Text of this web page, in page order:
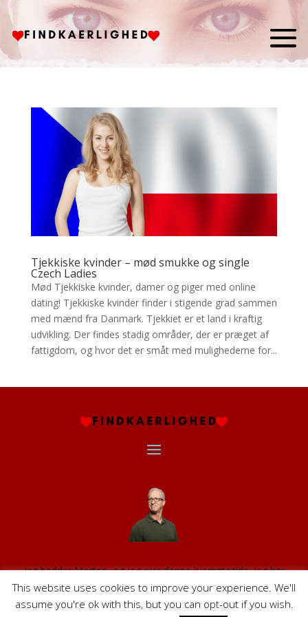
Tjekkiske kvinder – mød smukke og single
Czech Ladies
Mød Tjekkiske kvinder, damer og piger med online
dating! Tjekkiske kvinder finder i stigende grad sammen
med mænd fra Danmark. Tjekkiet er et land i kraftig
udvikling. Der findes stadig områder, der er præget af
fattigdom, og hvor det er småt med mulighederne for...
Jeg hedder Morten, og jeg ejer denne hjemmeside. Jeg har
beskæftiget mig med online dating i 20 år, både professionelt og
personligt – med stor succes, eftersom jeg er gift med kvinde, jeg
This website uses cookies to improve your experience. We'll
assume you're ok with this, but you can opt-out if you wish.